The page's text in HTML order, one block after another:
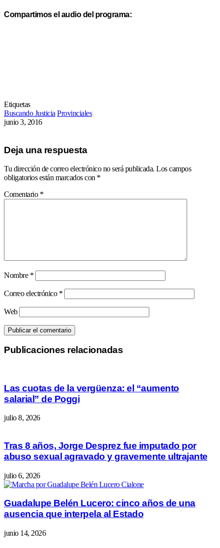
Compartimos el audio del programa:
Etiquetas
Buscando Justicia Provinciales
junio 3, 2016
Deja una respuesta
Tu dirección de correo electrónico no será publicada. Los campos
obligatorios están marcados con *
Comentario *
Nombre *
Correo electrónico *
Web
Publicaciones relacionadas
Las cuotas de la vergüenza: el “aumento
salarial” de Poggi
julio 8, 2026
Tras 8 años, Jorge Desprez fue imputado por
abuso sexual agravado y gravemente ultrajante
julio 6, 2026
Guadalupe Belén Lucero: cinco años de una
ausencia que interpela al Estado
junio 14, 2026